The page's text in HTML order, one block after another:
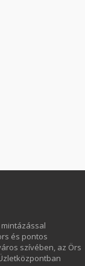
és pontos
szívében, az Örs